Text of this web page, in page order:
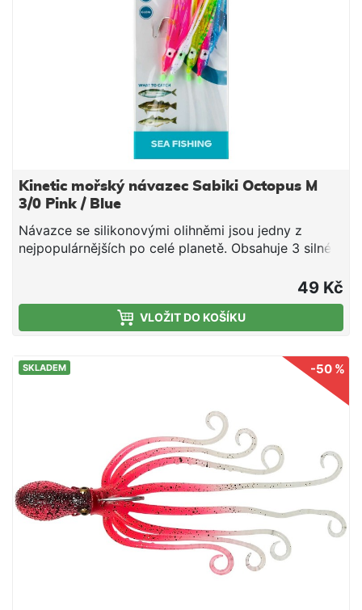
Kinetic mořský návazec Sabiki Octopus M
3/0 Pink / Blue
Návazce se silikonovými olihněmi jsou jedny z
nejpopulárnějších po celé planetě. Obsahuje 3 silné
Niklové chemicky ostřené háčky Silikonová oliheň
Cílová ryba: makrela, treska, merlan Háček #3/0,
délka 115 cm, vlasec 0,70 mm
49 Kč
VLOŽIT DO KOŠÍKU
SKLADEM -50 %